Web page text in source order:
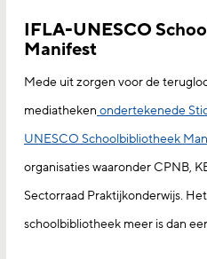
IFLA-UNESCO
Manifest
Mede uit zorgen voor de
mediatheken ondertekenede
UNESCO Schoolbibliotheek
organisaties waaronder CPNB,
Sectorraad Praktijkonderwijs.
schoolbibliotheek meer is dan